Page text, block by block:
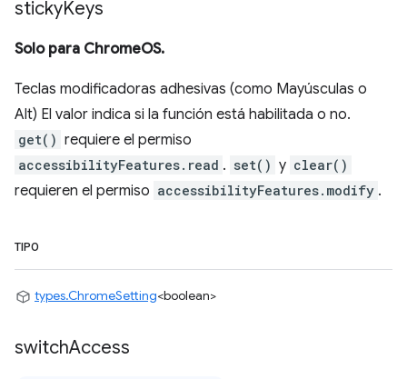
stickyKeys
Solo para ChromeOS.
Teclas modificadoras adhesivas (como Mayúsculas o
Alt) El valor indica si la función está habilitada o no.
get() requiere el permiso
accessibilityFeatures.read . set() y clear()
requieren el permiso accessibilityFeatures.modify .
TIPO
types.ChromeSetting<boolean>
switchAccess